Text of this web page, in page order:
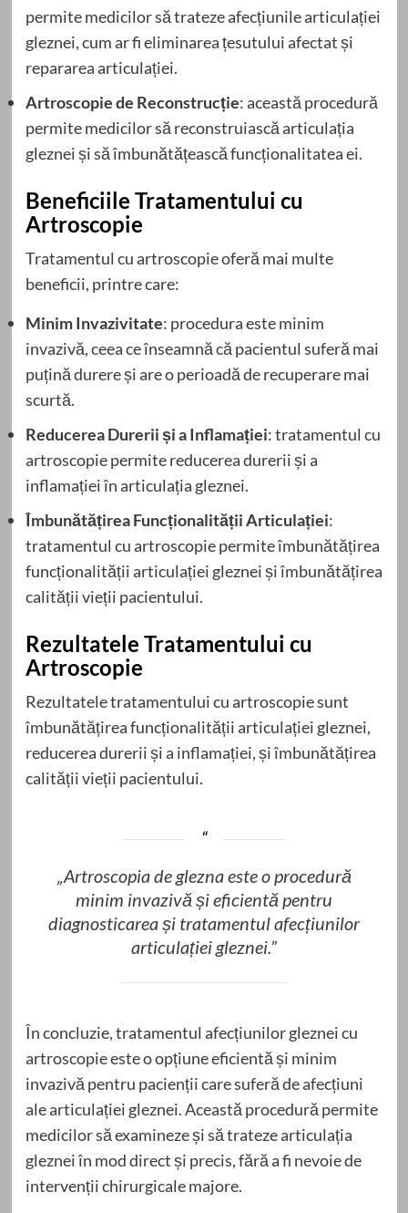
permite medicilor să trateze afecțiunile articulației
gleznei, cum ar fi eliminarea țesutului afectat și
repararea articulației.
Artroscopie de Reconstrucție: această procedură
permite medicilor să reconstruiască articulația
gleznei și să îmbunătățească funcționalitatea ei.
Beneficiile Tratamentului cu
Artroscopie
Tratamentul cu artroscopie oferă mai multe
beneficii, printre care:
Minim Invazivitate: procedura este minim
invazivă, ceea ce înseamnă că pacientul suferă mai
puțină durere și are o perioadă de recuperare mai
scurtă.
Reducerea Durerii și a Inflamației: tratamentul cu
artroscopie permite reducerea durerii și a
inflamației în articulația gleznei.
Îmbunătățirea Funcționalității Articulației:
tratamentul cu artroscopie permite îmbunătățirea
funcționalității articulației gleznei și îmbunătățirea
calității vieții pacientului.
Rezultatele Tratamentului cu
Artroscopie
Rezultatele tratamentului cu artroscopie sunt
îmbunătățirea funcționalității articulației gleznei,
reducerea durerii și a inflamației, și îmbunătățirea
calității vieții pacientului.
„Artroscopia de glezna este o procedură
minim invazivă și eficientă pentru
diagnosticarea și tratamentul afecțiunilor
articulației gleznei.”
În concluzie, tratamentul afecțiunilor gleznei cu
artroscopie este o opțiune eficientă și minim
invazivă pentru pacienții care suferă de afecțiuni
ale articulației gleznei. Această procedură permite
medicilor să examineze și să trateze articulația
gleznei în mod direct și precis, fără a fi nevoie de
intervenții chirurgicale majore.